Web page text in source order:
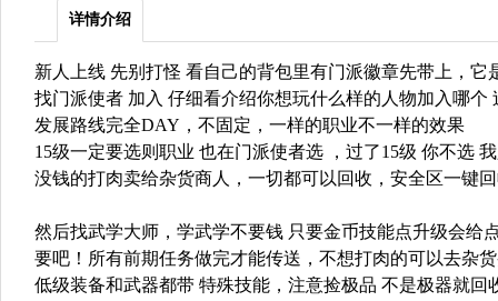
详情介绍
新人上线 先别打怪 看自己的背包里有门派徽章先带上，它
找门派使者 加入 仔细看介绍你想玩什么样的人物加入哪个
发展路线完全DAY，不固定，一样的职业不一样的效果
15级一定要选则职业 也在门派使者选 ，过了15级 你不选
没钱的打肉卖给杂货商人，一切都可以回收，安全区一键
然后找武学大师，学武学不要钱 只要金币技能点升级会给
要吧！所有前期任务做完才能传送，不想打肉的可以去杂
低级装备和武器都带 特殊技能，注意捡极品 不是极器就